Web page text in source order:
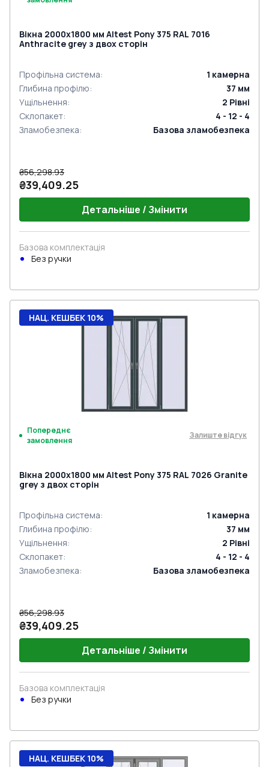
Вікна 2000x1800 мм Altest Pony 375 RAL 7016
Anthracite grey з двох сторін
Профільна система: 1 камерна
Глибина профілю: 37 мм
Ущільнення: 2 Рівні
Склопакет:
4 - 12 - 4
Зламобезпека: Базова зламобезпека
₴56,298.93
₴39,409.25
Детальніше / Змінити
Базова комплектація
Без ручки
НАЦ. КЕШБЕК 10%
Попереднє
замовлення
Залиште відгук
Вікна 2000x1800 мм Altest Pony 375 RAL 7026 Granite
grey з двох сторін
Профільна система: 1 камерна
Глибина профілю: 37 мм
Ущільнення: 2 Рівні
Склопакет:
4 - 12 - 4
Зламобезпека: Базова зламобезпека
₴56,298.93
₴39,409.25
Детальніше / Змінити
Базова комплектація
Без ручки
НАЦ. КЕШБЕК 10%